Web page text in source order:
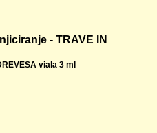
- TRAVE IN
viala 3 ml